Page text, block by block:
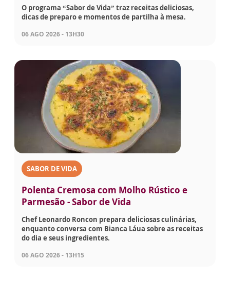
O programa “Sabor de Vida” traz receitas deliciosas,
dicas de preparo e momentos de partilha à mesa.
06 AGO 2026 - 13H30
SABOR DE VIDA
Polenta Cremosa com Molho Rústico e
Parmesão - Sabor de Vida
Chef Leonardo Roncon prepara deliciosas culinárias,
enquanto conversa com Bianca Láua sobre as receitas
do dia e seus ingredientes.
06 AGO 2026 - 13H15